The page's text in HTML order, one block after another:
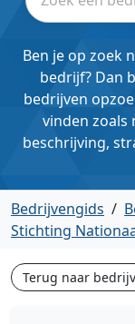
Ben je op zoek
bedrijf? Dan
bedrijven
vinden zoals
beschrijving,
Bedrijvengids /
Stichting
Terug naar